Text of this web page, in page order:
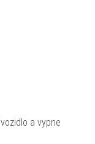
a vypne